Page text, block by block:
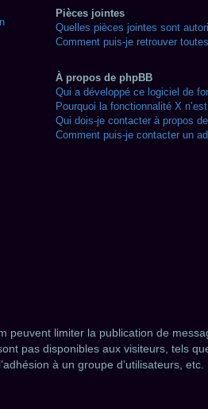
Pièces jointes
Quelles pièces jointes sont
Comment puis-je retrouver
À propos de phpBB
Qui a développé ce logiciel de
Pourquoi la fonctionnalité X
Qui dois-je contacter à propos
Comment puis-je contacter un
peuvent limiter la publication de
pas disponibles aux visiteurs, tels
à un groupe d’utilisateurs, etc.